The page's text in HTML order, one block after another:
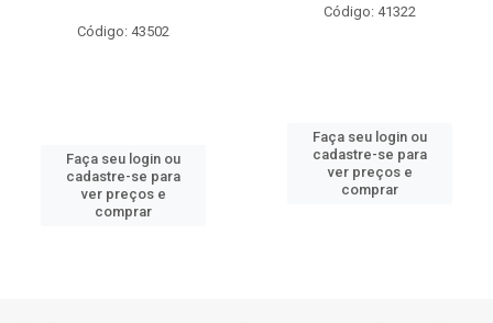
Código: 43502
Faça seu login ou
cadastre-se para
ver preços e
comprar
Código: 41322
Faça seu login ou
cadastre-se para
ver preços e
comprar